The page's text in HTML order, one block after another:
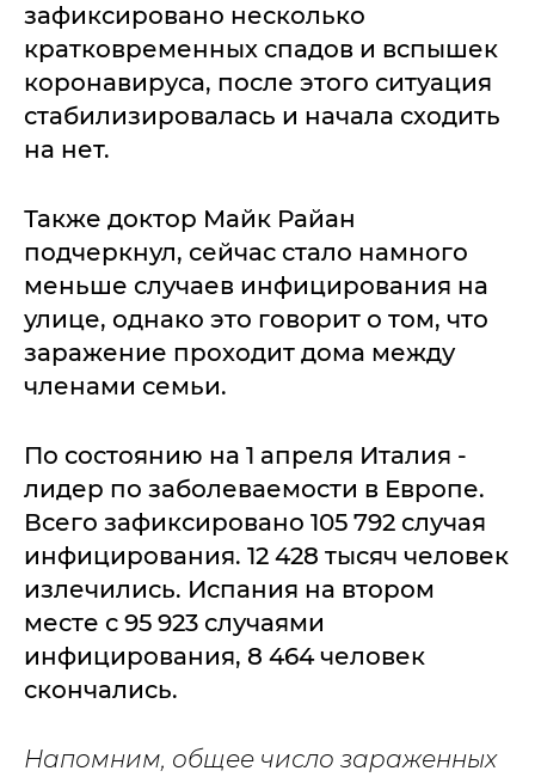
зафиксировано несколько
кратковременных спадов и вспышек
коронавируса, после этого ситуация
стабилизировалась и начала сходить
на нет.
Также доктор Майк Райан
подчеркнул, сейчас стало намного
меньше случаев инфицирования на
улице, однако это говорит о том, что
заражение проходит дома между
членами семьи.
По состоянию на 1 апреля Италия -
лидер по заболеваемости в Европе.
Всего зафиксировано 105 792 случая
инфицирования. 12 428 тысяч человек
излечились. Испания на втором
месте с 95 923 случаями
инфицирования, 8 464 человек
скончались.
Напомним, общее число зараженных